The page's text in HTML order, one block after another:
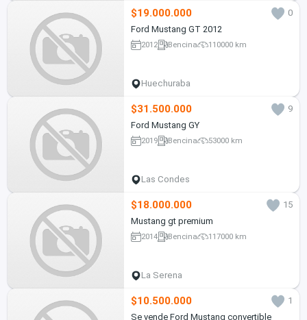
$19.000.000
0
Ford Mustang GT 2012
2012 Bencina 110000 km
Huechuraba
$31.500.000
9
Ford Mustang GY
2019 Bencina 53000 km
Las Condes
$18.000.000
15
Mustang gt premium
2014 Bencina 117000 km
La Serena
$10.500.000
1
Se vende Ford Mustang convertible